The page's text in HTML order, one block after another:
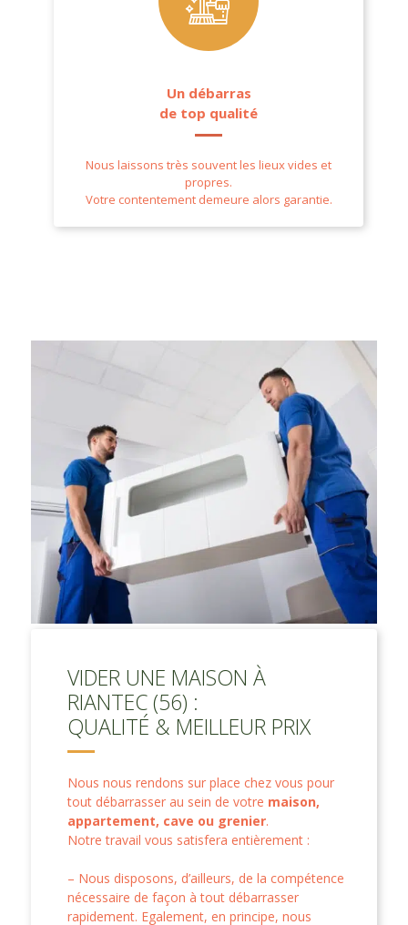
Un débarras
de top qualité
Nous laissons très souvent les lieux vides et
propres.
Votre contentement demeure alors garantie.
VIDER UNE MAISON À
RIANTEC (56) :
QUALITÉ & MEILLEUR PRIX
Nous nous rendons sur place chez vous pour
tout débarrasser au sein de votre maison,
appartement, cave ou grenier.
Notre travail vous satisfera entièrement :
– Nous disposons, d’ailleurs, de la compétence
nécessaire de façon à tout débarrasser
rapidement. Egalement, en principe, nous